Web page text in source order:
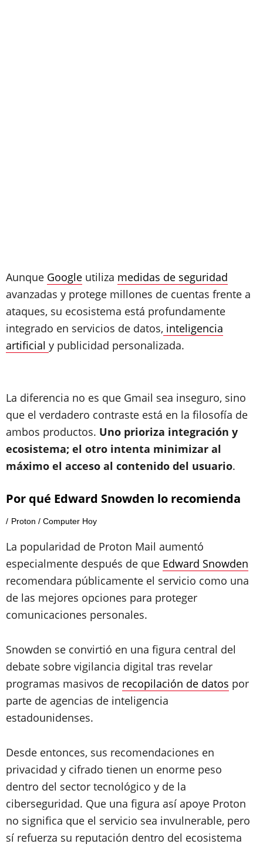
Aunque Google utiliza medidas de seguridad
avanzadas y protege millones de cuentas frente a
ataques, su ecosistema está profundamente
integrado en servicios de datos, inteligencia
artificial y publicidad personalizada.
La diferencia no es que Gmail sea inseguro, sino
que el verdadero contraste está en la filosofía de
ambos productos. Uno prioriza integración y
ecosistema; el otro intenta minimizar al
máximo el acceso al contenido del usuario.
Por qué Edward Snowden lo recomienda
Proton / Computer Hoy
La popularidad de Proton Mail aumentó
especialmente después de que Edward Snowden
recomendara públicamente el servicio como una
de las mejores opciones para proteger
comunicaciones personales.
Snowden se convirtió en una figura central del
debate sobre vigilancia digital tras revelar
programas masivos de recopilación de datos por
parte de agencias de inteligencia
estadounidenses.
Desde entonces, sus recomendaciones en
privacidad y cifrado tienen un enorme peso
dentro del sector tecnológico y de la
ciberseguridad. Que una figura así apoye Proton
no significa que el servicio sea invulnerable, pero
sí refuerza su reputación dentro del ecosistema